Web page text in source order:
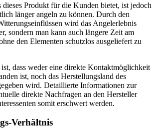
dieses Produkt für die Kunden bietet, ist jedoch
länger angeln zu können. Durch den
wird das Angelerlebnis
sondern man kann auch längere Zeit am
den Elementen schutzlos ausgeliefert zu
dass weder eine direkte Kontaktmöglichkeit
ist, noch das Herstellungsland des
wird. Detaillierte Informationen zur
direkte Nachfragen an den Hersteller
somit erschwert werden.
Verhältnis